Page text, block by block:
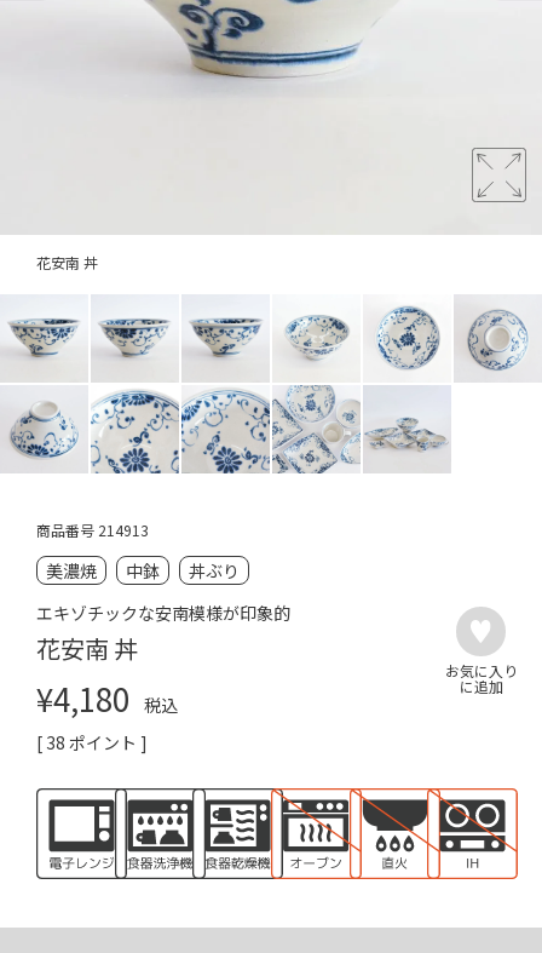
花安南 丼
商品番号 214913
美濃焼 中鉢
丼ぶり
エキゾチックな安南模様が印象的
花安南 丼
¥4,180
税込
[ 38 ポイント ]